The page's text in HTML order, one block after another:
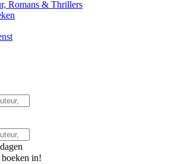
Romans & Thrillers
in!